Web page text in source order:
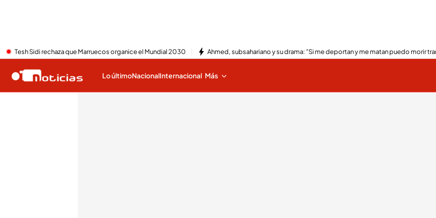
Tesh Sidi rechaza que Marruecos organice el Mundial 2030 Ahmed, subsahariano y su drama: "Si me deportan y me matan puedo morir
Lo últimoNacionalInternacional Más